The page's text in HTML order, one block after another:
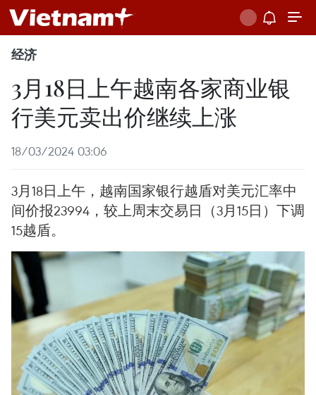
经济
3月18日上午越南各家商业银
行美元卖出价继续上涨
18/03/2024 03:06
3月18日上午，越南国家银行越盾对美元汇率中
间价报23994，较上周末交易日（3月15日）下调
15越盾。